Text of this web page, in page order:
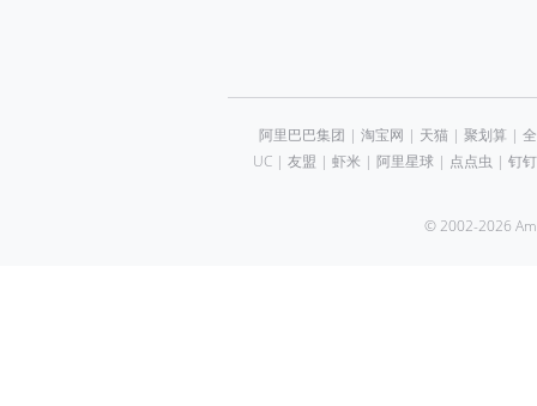
阿里巴巴集团 | 淘宝网 | 天猫| 聚划算 |
UC| 友盟 | 虾米 | 阿里星球| 点点虫 | 钉钉
© 2002-2026